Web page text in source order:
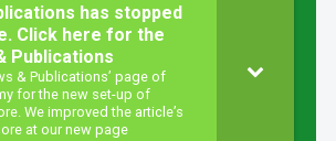
has stopped
Click here for the
Publications
& Publications’ page of
for the new set-up of
We improved the article’s
at our new page